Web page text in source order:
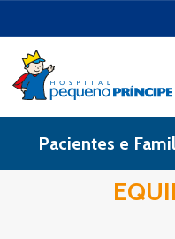
Pacientes e